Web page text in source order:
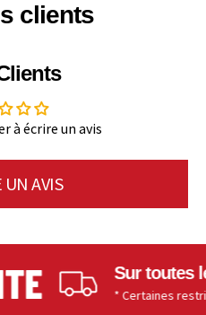
clients
à écrire un avis
UN AVIS
Sur toutes les
* Certaines